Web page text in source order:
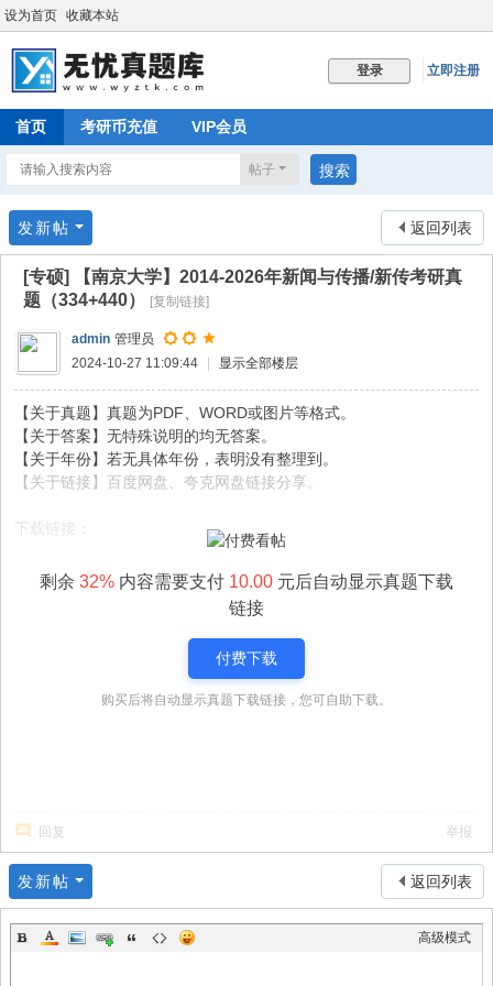
设为首页 收藏本站
登录 立即注册
首页 考研币充值 VIP会员
帖子 搜索
返回列表
发新帖
[专硕]
【南京大学】2014-2026年新闻与传播/新传考研真
题（334+440）
[复制链接]
admin 管理员
2024-10-27 11:09:44
显示全部楼层
【关于真题】真题为PDF、WORD或图片等格式。
【关于答案】无特殊说明的均无答案。
【关于年份】若无具体年份，表明没有整理到。
【关于链接】百度网盘、夸克网盘链接分享。
下载链接：
剩余 32% 内容需要支付 10.00 元后自动显示真题下载
链接
付费下载
购买后将自动显示真题下载链接，您可自助下载。
回复 举报
返回列表
发新帖
高级模式